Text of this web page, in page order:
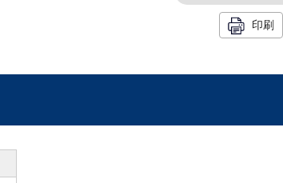
印刷